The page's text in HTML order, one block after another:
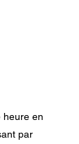
heure en
par